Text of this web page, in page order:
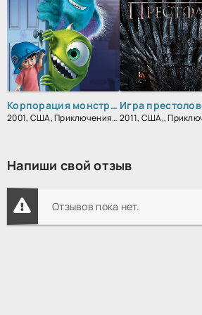
Корпорация монстров
2001, США, Приключения, Детский, Полнометражный, Семейный, Зарубежный
Игра престолов
Напиши свой отзыв
Отзывов пока нет.